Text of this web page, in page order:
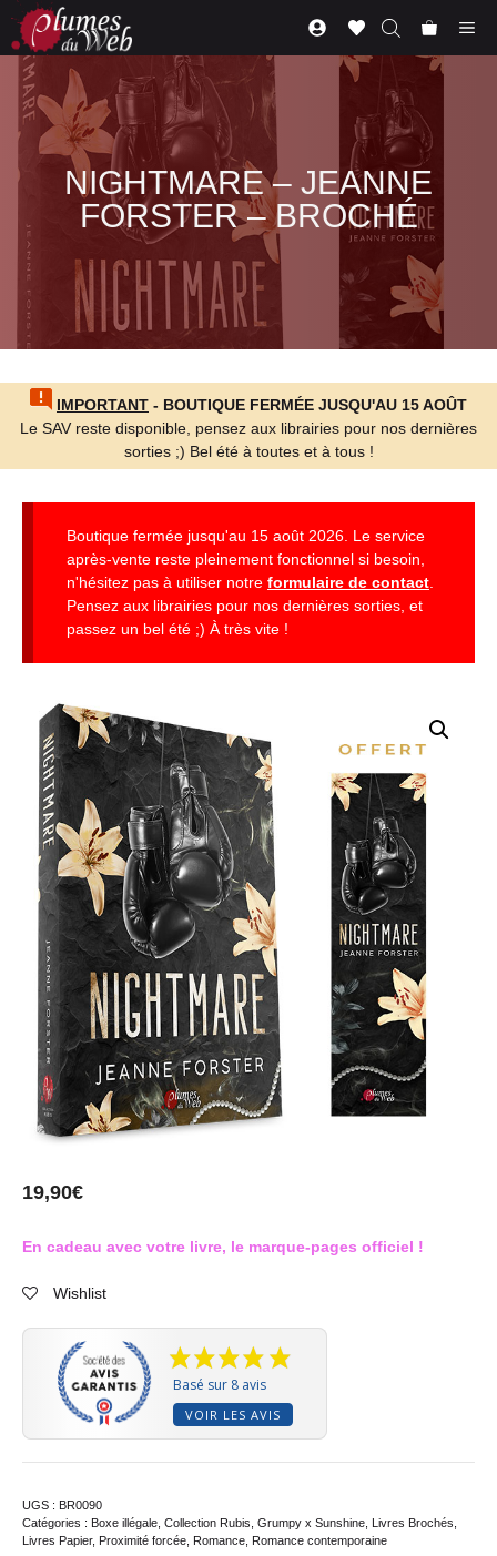
Aller
contenu
NIGHTMARE – JEANNE
FORSTER – BROCHÉ
IMPORTANT - BOUTIQUE FERMÉE JUSQU'AU 15 AOÛT
Le SAV reste disponible, pensez aux librairies pour nos dernières
sorties ;) Bel été à toutes et à tous !
Boutique fermée jusqu'au 15 août 2026. Le service
après-vente reste pleinement fonctionnel si besoin,
n'hésitez pas à utiliser notre formulaire de contact
Pensez aux librairies pour nos dernières sorties, et
passez un bel été ;) À très vite !
19,90€
En cadeau avec votre livre, le marque-pages officiel !
Wishlist
Basé sur 8 avis
VOIR LES AVIS
UGS : BR0090
Catégories : Boxe illégale Collection Rubis Grumpy x Sunshine Livres Brochés
Livres Papier, Proximité forcée Romance Romance contemporaine